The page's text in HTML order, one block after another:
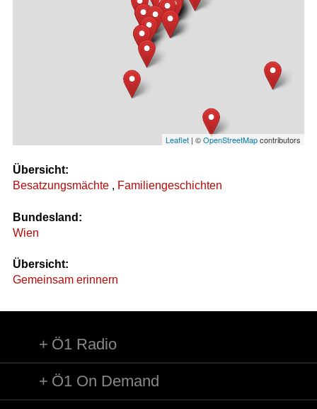
Leaflet | ©OpenStreetMapcontributors
Übersicht:
Besatzungsmächte , Familiengeschichten
Bundesland:
Wien
Übersicht:
Gemeinsam erinnern
Ö1 Radio
Ö1 On Demand